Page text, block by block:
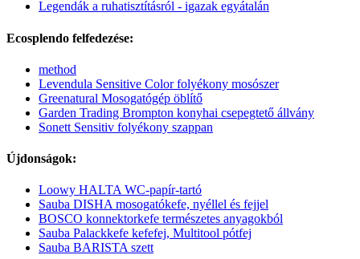
Legendák a ruhatisztításról - igazak egyátalán
Ecosplendo felfedezése:
method
Levendula Sensitive Color folyékony mosószer
Greenatural Mosogatógép öblítő
Garden Trading Brompton konyhai csepegtető állvány
Sonett Sensitiv folyékony szappan
Újdonságok:
Loowy HALTA WC-papír-tartó
Sauba DISHA mosogatókefe, nyéllel és fejjel
BOSCO konnektorkefe természetes anyagokból
Sauba Palackkefe kefefej, Multitool pótfej
Sauba BARISTA szett